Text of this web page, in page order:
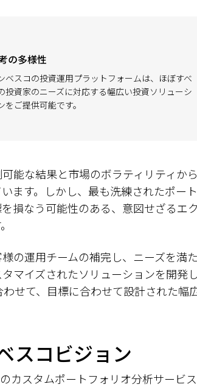
の多様性
ベスコの投資運用プラットフォームは、ほぼすべ
投資家のニーズに対応する幅広い投資ソリューシ
をご提供可能です。
能な結果と市場のボラティリティか
ます。しかし、最も洗練されたポー
損なう可能性のある、意図せざるエ
の運用チームの補完し、ニーズを満た
マイズされたソリューションを開発
せて、目標に合わせて設計された幅
スコビジョン
カスタムポートフォリオ分析サービ